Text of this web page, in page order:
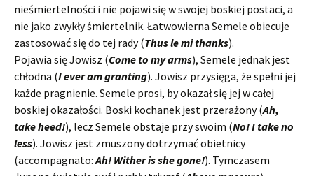
nieśmiertelności i nie pojawi się w swojej boskiej postaci, a
nie jako zwykły śmiertelnik. Łatwowierna Semele obiecuje
zastosować się do tej rady (Thus le mi thanks).
Pojawia się Jowisz (Come to my arms), Semele jednak jest
chłodna (I ever am granting). Jowisz przysięga, że spełni jej
każde pragnienie. Semele prosi, by okazał się jej w całej
boskiej okazałości. Boski kochanek jest przerażony (Ah,
take heed!), lecz Semele obstaje przy swoim (No! I take no
less). Jowisz jest zmuszony dotrzymać obietnicy
(accompagnato:Ah! Wither is she gone!). Tymczasem